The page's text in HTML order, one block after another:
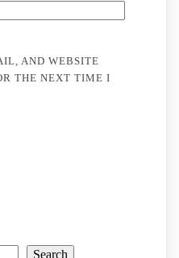
AND WEBSITE
THE NEXT TIME I
Search